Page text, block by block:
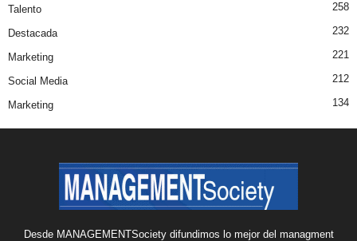
Talento 258
Destacada 232
Marketing 221
Social Media 212
Marketing 134
Desde MANAGEMENTSociety difundimos lo mejor del managment